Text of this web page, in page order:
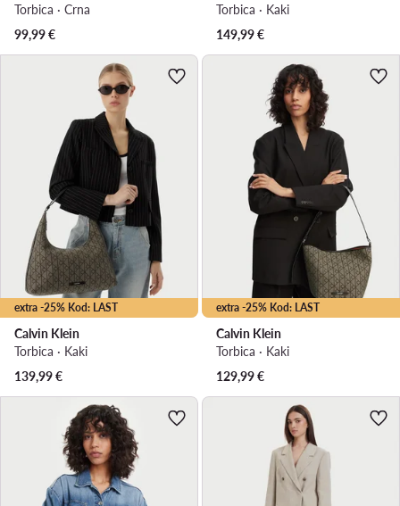
Torbica · Crna
99,99€
Torbica · Kaki
149,99€
extra -25% Kod: LAST
Calvin Klein
Torbica · Kaki
139,99€
extra -25% Kod: LAST
Calvin Klein
Torbica · Kaki
129,99€